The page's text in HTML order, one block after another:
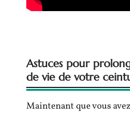
Astuces pour
de vie de votre
Maintenant que vous